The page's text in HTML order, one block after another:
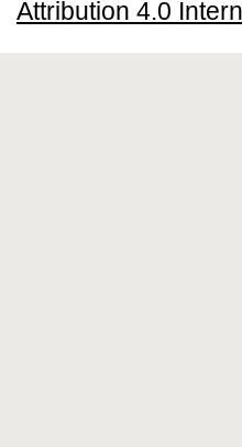
Attribution 4.0